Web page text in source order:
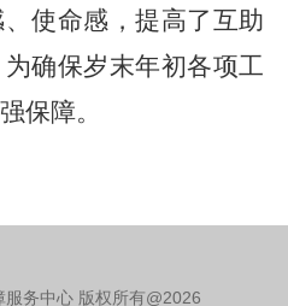
使命感，提高了互助
确保岁末年初各项工
保障。
务中心 版权所有@2026